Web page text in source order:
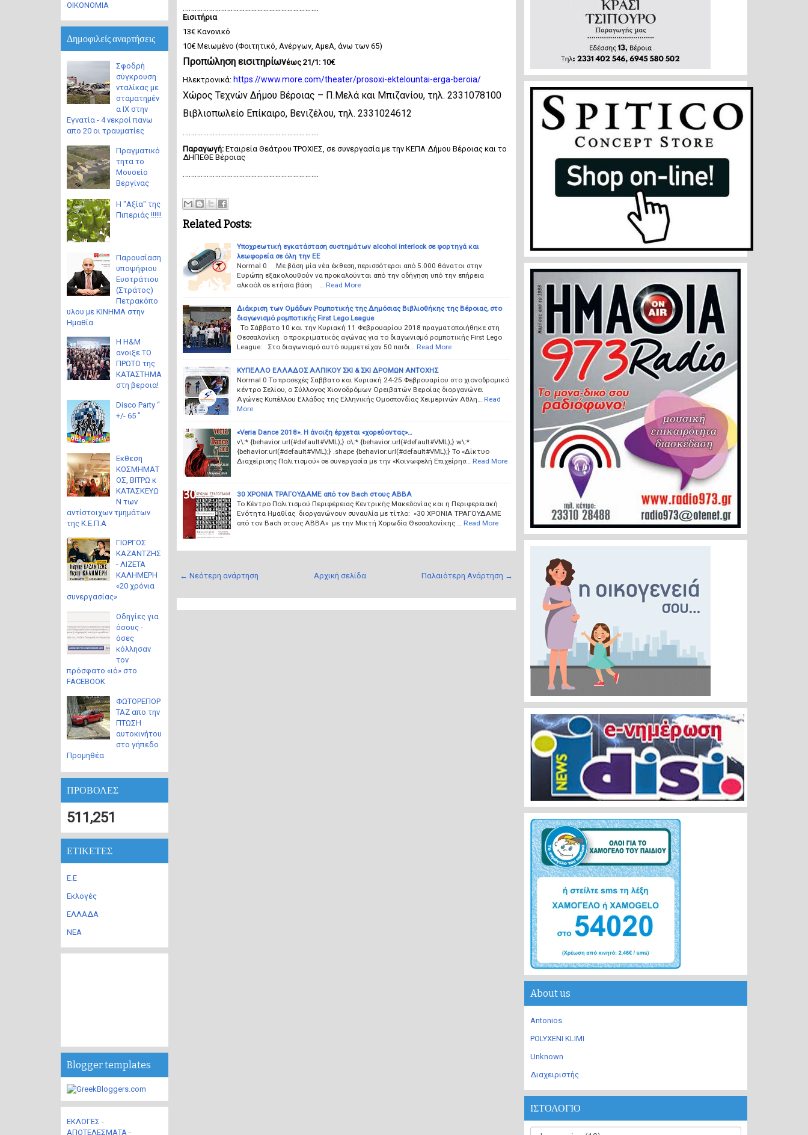
…………………………………………………………..
Εισιτήρια
13€ Κανονικό
10€ Μειωμένο (Φοιτητικό, Ανέργων, ΑμεΑ, άνω των 65)
Προπώληση εισιτηρίωνέως 21/1: 10€
Ηλεκτρονικά: https://www.more.com/theater/prosoxi-ektelountai-erga-beroia/
Χώρος Τεχνών Δήμου Βέροιας – Π.Μελά και Μπιζανίου, τηλ. 2331078100
Βιβλιοπωλείο Επίκαιρο, Βενιζέλου, τηλ. 2331024612
…………………………………………………………..
Παραγωγή:Εταιρεία Θεάτρου ΤΡΟΧΙΕΣ, σε συνεργασία με την ΚΕΠΑ Δήμου Βέροιας και το
ΔΗΠΕΘΕ Βέροιας
…………………………………………………………..
Related Posts:
Υποχρεωτική εγκατάσταση συστημάτων alcohol interlock σε φορτηγά και
λεωφορεία σε όλη την ΕΕ
Normal 0 Με βάση μία νέα έκθεση, περισσότεροι από 5.000 θάνατοι στην
Ευρώπη εξακολουθούν να προκαλούνται από την οδήγηση υπό την επήρεια
αλκοόλ σε ετήσια βάση …
Read More
Διάκριση των Ομάδων Ρομποτικής της Δημόσιας Βιβλιοθήκης της Βέροιας, στο
διαγωνισμό ρομποτικής First Lego League
Το Σάββατο 10 και την Κυριακή 11 Φεβρουαρίου 2018 πραγματοποιήθηκε στη
Θεσσαλονίκη ο προκριματικός αγώνας για το διαγωνισμό ρομποτικής First Lego
League. Στο διαγωνισμό αυτό συμμετείχαν 50 παιδι…
Read More
ΚΥΠΕΛΛΟ ΕΛΛΑΔΟΣ ΑΛΠΙΚΟΥ ΣΚΙ & ΣΚΙ ΔΡΟΜΩΝ ΑΝΤΟΧΗΣ
Normal 0 Το προσεχές Σαββατο και Κυριακή 24-25 Φεβρουαρίου στο χιονοδρομικό
κέντρο Σελίου, ο Σύλλογος Χιονοδρόμων Ορειβατών Βεροίας διοργανώνει
Αγώνες Κυπέλλου Ελλάδος της Ελληνικής Ομοσπονδίας Χειμερινών Αθλη…
Read
More
«Veria Dance 2018». Η άνοιξη έρχεται «χορεύοντας»…
v\:* {behavior:url(#default#VML);} o\:* {behavior:url(#default#VML);} w\:*
{behavior:url(#default#VML);} .shape {behavior:url(#default#VML);} Το «Δίκτυο
Διαχείρισης Πολιτισμού» σε συνεργασία με την «Κοινωφελή Επιχείρησ…
Read More
30 ΧΡΟΝΙΑ ΤΡΑΓΟΥΔΑΜΕ από τον Bach στους ABBA
Το Κέντρο Πολιτισμού Περιφέρειας Κεντρικής Μακεδονίας και η Περιφερειακή
Ενότητα Ημαθίας διοργανώνουν συναυλία με τίτλο: «30 ΧΡΟΝΙΑ ΤΡΑΓΟΥΔΑΜΕ
από τον Bach στους ABBA» με την Μικτή Χορωδία Θεσσαλονίκης …
Read More
← Νεότερη ανάρτηση Παλαιότερη Ανάρτηση →
Αρχική σελίδα
ΟΙΚΟΝΟΜΙΑ
Δημοφιλείς αναρτήσεις
Σφοδρή
σύγκρουση
νταλίκας με
σταματημέν
α ΙΧ στην
Εγνατία - 4 νεκροί πανω
απο 20 οι τραυματίες
Πραγματικό
τητα το
Μουσείο
Βεργίνας
Η "Αξία" της
Πιπεριάς !!!!!!
Παρουσίαση
υποψήφιου
Ευστράτιου
(Στράτος)
Πετρακόπο
υλου με ΚΙΝΗΜΑ στην
Ημαθία
Η H&M
ανοιξε ΤΟ
ΠΡΩΤΟ της
ΚΑΤΑΣΤΗΜΑ
στη βεροια!
Disco Party “
+/- 65 ”
Eκθεση
ΚΟΣΜΗΜΑΤ
ΟΣ, ΒΙΤΡΩ κ
ΚΑΤΑΣΚΕΥΩ
Ν των
αντίστοιχων τμημάτων
της Κ.Ε.Π.Α
ΓΙΩΡΓΟΣ
ΚΑΖΑΝΤΖΗΣ
- ΛΙΖΕΤΑ
ΚΑΛΗΜΕΡΗ
«20 χρόνια
συνεργασίας»
Οδηγίες για
όσους -
όσες
κόλλησαν
τον
πρόσφατο «ιό» στο
FACEBOOK
ΦΩΤΟΡΕΠΟΡ
ΤΑΖ απο την
ΠΤΩΣΗ
αυτοκινήτου
στο γήπεδο
Προμηθέα
ΠΡΟΒΟΛΕΣ
511,251
ΕΤΙΚΕΤΕΣ
Ε.Ε
Εκλογές
ΕΛΛΑΔΑ
ΝΕΑ
Blogger templates
ΕΚΛΟΓΕΣ -
ΑΠΟΤΕΛΕΣΜΑΤΑ -
About us
Antonios
POLYXENI KLIMI
Unknown
Διαχειριστής
ΙΣΤΟΛΟΓΙΟ